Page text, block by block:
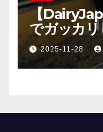
【
でガッカ
終回！
2025-11-28